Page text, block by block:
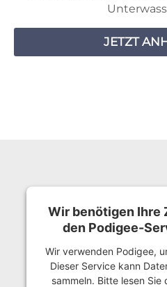
JETZT
Wir benötigen Ihre
den Podigee-
Wir verwenden Podigee,
Dieser Service kann
sammeln. Bitte lesen